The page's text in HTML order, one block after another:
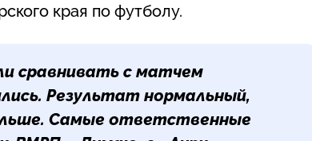
края по футболу.
сравнивать с матчем
Результат нормальный,
Самые ответственные